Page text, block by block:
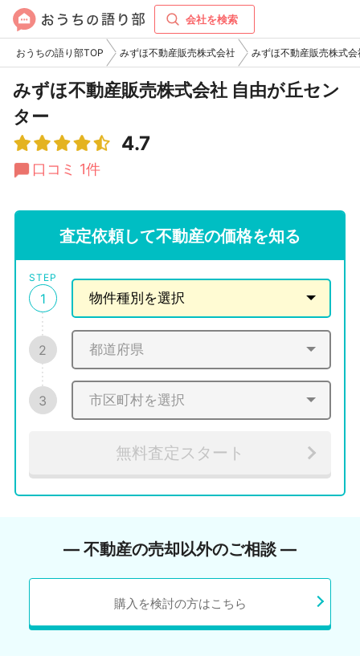
会社を検索
おうちの語り部TOP みずほ不動産販売株式会社 みずほ不動産販売株式
みずほ不動産販売株式会社 自由が丘セン
ター
4.7
口コミ 1件
査定依頼して不動産の価格を知る
STEP
1
2
3
無料査定スタート
― 不動産の売却以外のご相談 ―
購入を検討の方はこちら